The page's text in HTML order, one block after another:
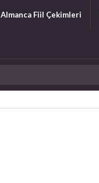
Almanca Fiil Çekimleri